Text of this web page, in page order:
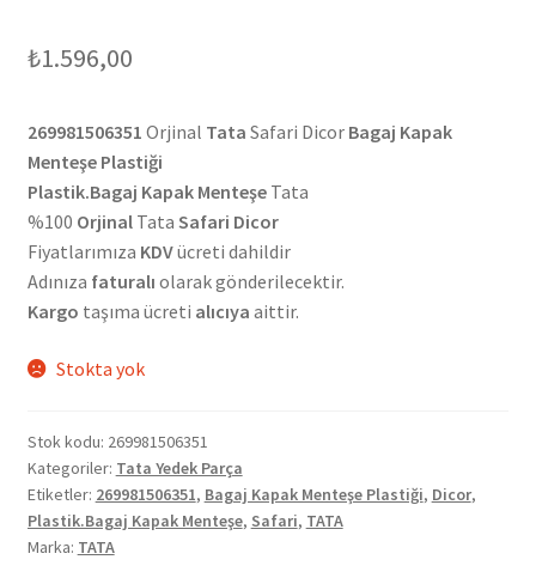
₺1.596,00
269981506351 Orjinal Tata Safari DicorBagaj Kapak
Menteşe Plastiği
Plastik.Bagaj Kapak MenteşeTata
%100 OrjinalTata Safari Dicor
Fiyatlarımıza KDVücreti dahildir
Adınıza faturalı olarak gönderilecektir.
Kargo taşıma ücreti alıcıya aittir.
Stokta yok
Stok kodu: 269981506351
Kategoriler: Tata Yedek Parça
Etiketler: 269981506351, Bagaj Kapak Menteşe Plastiği, Dicor,
Plastik.Bagaj Kapak Menteşe, Safari, TATA
Marka: TATA